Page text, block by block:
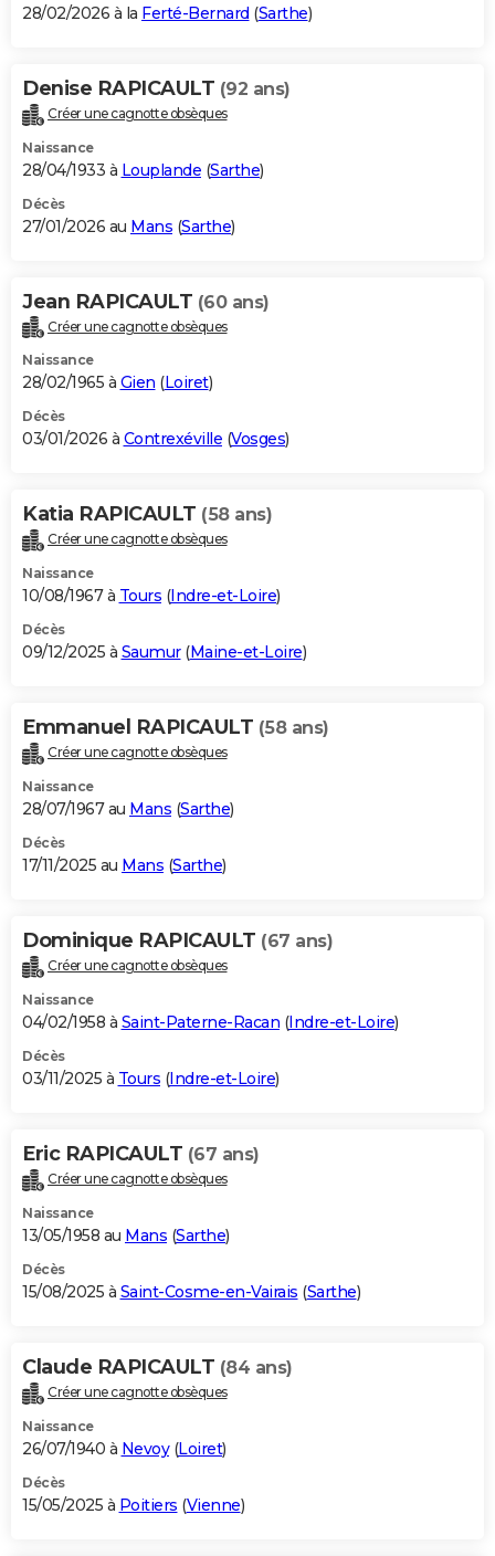
28/02/2026 à la Ferté-Bernard (Sarthe)
Denise RAPICAULT (92 ans)
Créer une cagnotte obsèques
Naissance
28/04/1933 à Louplande (Sarthe)
Décès
27/01/2026 au Mans (Sarthe)
Jean RAPICAULT (60 ans)
Créer une cagnotte obsèques
Naissance
28/02/1965 à Gien (Loiret)
Décès
03/01/2026 à Contrexéville (Vosges)
Katia RAPICAULT (58 ans)
Créer une cagnotte obsèques
Naissance
10/08/1967 à Tours (Indre-et-Loire)
Décès
09/12/2025 à Saumur(Maine-et-Loire)
Emmanuel RAPICAULT (58 ans)
Créer une cagnotte obsèques
Naissance
28/07/1967 au Mans (Sarthe)
Décès
17/11/2025 au Mans (Sarthe)
Dominique RAPICAULT (67 ans)
Créer une cagnotte obsèques
Naissance
04/02/1958 à Saint-Paterne-Racan (Indre-et-Loire)
Décès
03/11/2025 à Tours (Indre-et-Loire)
Eric RAPICAULT (67 ans)
Créer une cagnotte obsèques
Naissance
13/05/1958 au Mans (Sarthe)
Décès
15/08/2025 à Saint-Cosme-en-Vairais (Sarthe)
Claude RAPICAULT (84 ans)
Créer une cagnotte obsèques
Naissance
26/07/1940 à Nevoy(Loiret)
Décès
15/05/2025 à Poitiers (Vienne)